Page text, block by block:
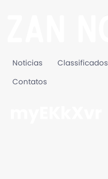
Noticias Classificados
Contatos